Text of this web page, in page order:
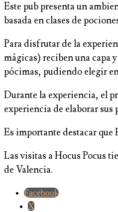
Este pub presenta un
basada en clases de
Para disfrutar de la
mágicas) reciben una capa
pócimas, pudiendo elegir
Durante la experiencia, el
experiencia de elaborar sus
Es importante destacar
Las visitas a Hocus Pocus
de Valencia.
Facebook
X